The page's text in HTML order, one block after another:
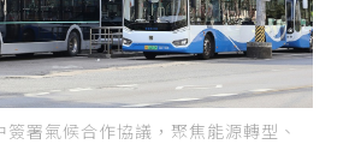
署氣候合作協議，聚焦能源轉型、